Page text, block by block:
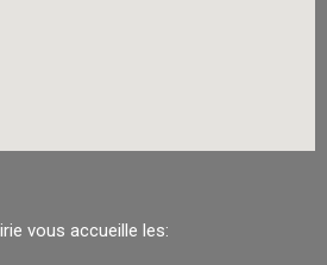
vous accueille les: